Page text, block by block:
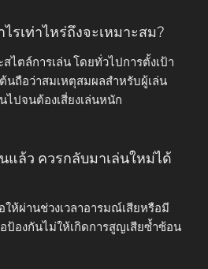
ไรเท่าไหร่ถึงจะเหมาะสม?
ตล์การเล่น โดยทั่วไปการตั้งเป้า
นถือว่าสมเหตุสมผลสำหรับผู้เล่น
ไปจนต้องเสี่ยงเล่นหนัก
แล้ว ควรกลับมาเล่นใหม่ได้
ห้ผ่านช่วงเวลาอารมณ์เสียหรือมี
ป้องกันไม่ให้เกิดการสูญเสียซ้ำซ้อน